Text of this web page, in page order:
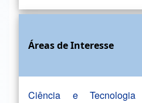
Áreas de Interesse
Ciência e